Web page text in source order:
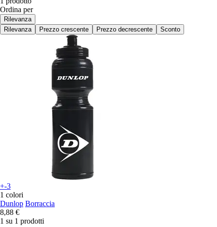
Ordina per
Rilevanza
Rilevanza
Prezzo crescente Prezzo decrescente Sconto
+-3
1 colori
Dunlop Borraccia
8,88 €
1 su 1 prodotti